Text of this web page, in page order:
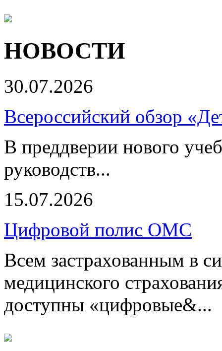
НОВОСТИ
30.07.2026
Всероссийский обзор
В преддверии нового
руководств...
15.07.2026
Цифровой полис ОМС
Всем застрахованным в
медицинского
доступны «цифровые&...